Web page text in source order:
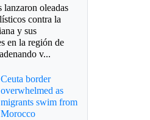
lanzaron oleadas
contra la
y sus
en la región de
v...
Ceuta border
overwhelmed as
migrants swim from
Morocco